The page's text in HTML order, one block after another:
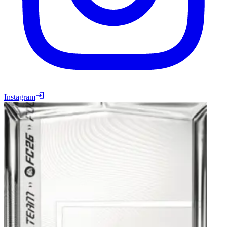
Instagram